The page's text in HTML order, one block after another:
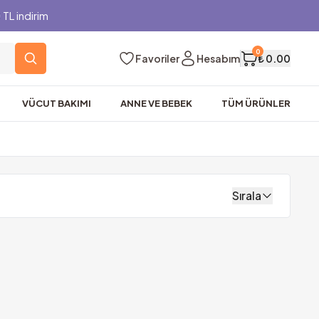
indirim
Favoriler Hesabım
0
₺ 0.00
VÜCUT BAKIMI ANNE VE BEBEK TÜM ÜRÜNLER
Sırala